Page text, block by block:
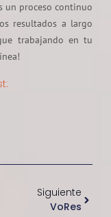
un proceso continuo
resultados a largo
trabajando en tu
Siguiente
VoRes